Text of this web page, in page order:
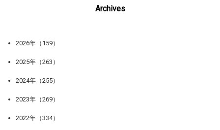
Archives
2026年（159）
2025年（263）
2024年（255）
2023年（269）
2022年（334）